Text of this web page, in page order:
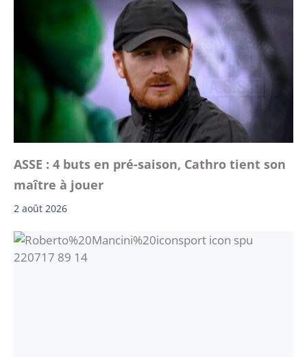
ASSE : 4 buts en pré-saison, Cathro tient son
maître à jouer
2 août 2026